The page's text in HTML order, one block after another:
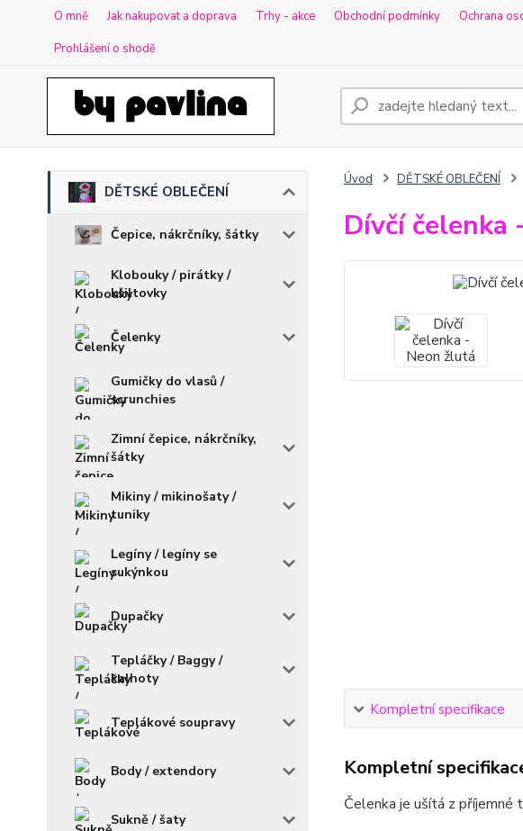
O mně Jak nakupovat a doprava Trhy - akce Obchodní podmínky Ochrana
Prohlášení o shodě
DĚTSKÉ OBLEČENÍ
Čepice, nákrčníky, šátky
Klobouky / pirátky /
kšiltovky
Čelenky
Gumičky do vlasů /
scrunchies
Zimní čepice, nákrčníky,
šátky
Mikiny / mikinošaty /
tuniky
Legíny / legíny se
sukýnkou
Dupačky
Tepláčky / Baggy /
kalhoty
Teplákové soupravy
Body / extendory
Sukně / šaty
Úvod DĚTSKÉ OBLEČENÍ
Dívčí čelenka
Kompletní specifikace
Kompletní
Čelenka je ušítá z příjemné